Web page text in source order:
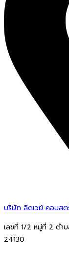
บริษัท ลีดเวย์ คอนสต
เลขที่ 1/2 หมู่ที่ 2 ตำบ
24130